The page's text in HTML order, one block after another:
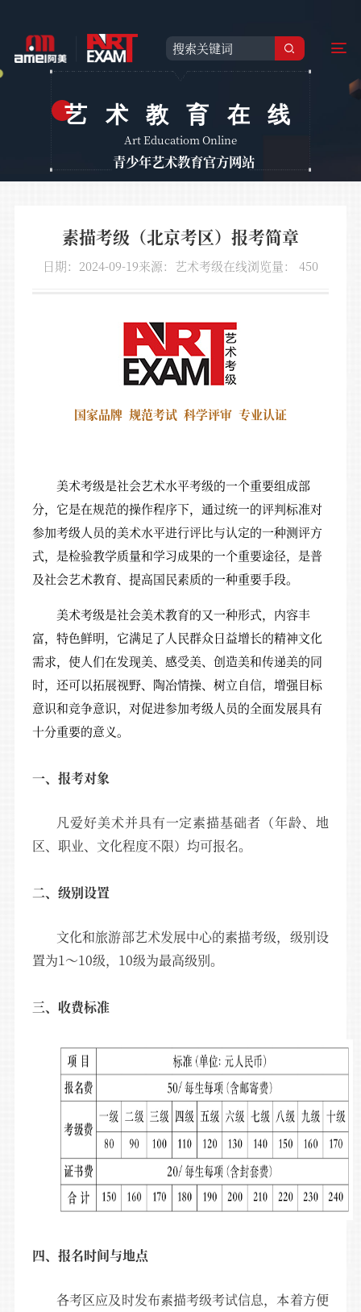
艺术教育在线
Art Educatiom Online
青少年艺术教育官方网站
素描考级（北京考区）报考简章
日期：2024-09-19来源：艺术考级在线浏览量： 450
国家品牌 规范考试 科学评审 专业认证
美术考级是社会艺术水平考级的一个重要组成部
分，它是在规范的操作程序下，通过统一的评判标准对
参加考级人员的美术水平进行评比与认定的一种测评方
式，是检验教学质量和学习成果的一个重要途径，是普
及社会艺术教育、提高国民素质的一种重要手段。
美术考级是社会美术教育的又一种形式，内容丰
富，特色鲜明，它满足了人民群众日益增长的精神文化
需求，使人们在发现美、感受美、创造美和传递美的同
时，还可以拓展视野、陶冶情操、树立自信，增强目标
意识和竞争意识，对促进参加考级人员的全面发展具有
十分重要的意义。
一、报考对象
凡爱好美术并具有一定素描基础者（年龄、地
区、职业、文化程度不限）均可报名。
二、级别设置
文化和旅游部艺术发展中心的素描考级，级别设
置为1～10级，10级为最高级别。
三、收费标准
四、报名时间与地点
各考区应及时发布素描考级考试信息，本着方便